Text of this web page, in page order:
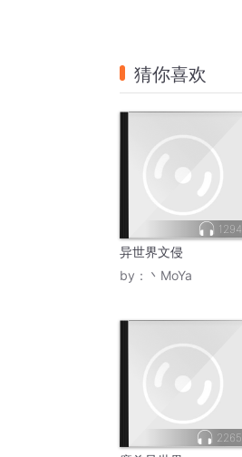
猜你喜欢
1294
异世界文侵
by： 丶MoYa
2265